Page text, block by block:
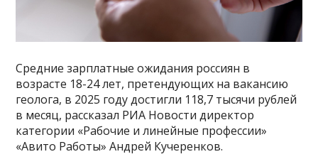
Средние зарплатные ожидания россиян в
возрасте 18-24 лет, претендующих на вакансию
геолога, в 2025 году достигли 118,7 тысячи рублей
в месяц, рассказал РИА Новости директор
категории «Рабочие и линейные профессии»
«Авито Работы» Андрей Кучеренков.